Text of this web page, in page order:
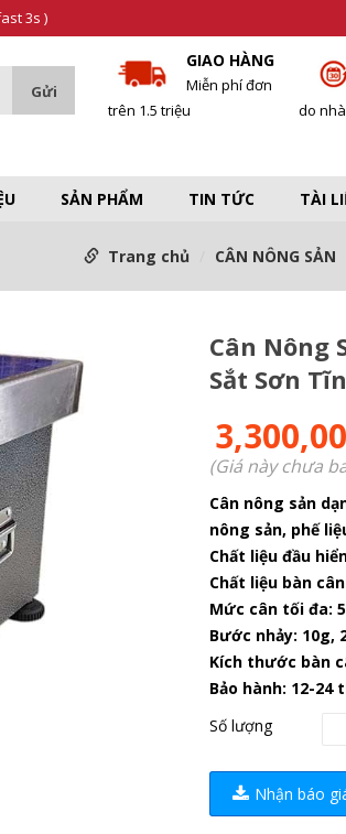
3s )
GIAO HÀNG
Miễn phí đơn
trên 1.5 triệu
do
SẢN PHẨM TIN TỨC TÀI
Trang chủ CÂN NÔNG SẢN
Cân Nông
Sắt Sơn
(Giá này chưa
Cân nông sản
nông sản, phế
Chất liệu đầu
Chất liệu bàn
Mức cân tối đa:
Bước nhảy: 10g,
Kích thước bàn
Bảo hành: 12-24
Số lượng
Nhận báo